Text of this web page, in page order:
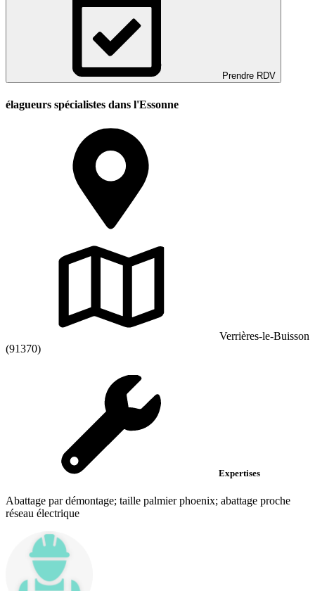
Prendre RDV
élagueurs spécialistes dans l'Essonne
Verrières-le-Buisson
(91370)
Expertises
Abattage par démontage; taille palmier phoenix; abattage proche
réseau électrique